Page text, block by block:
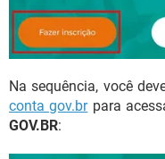
Na sequência, você
conta gov.brpara
GOV.BR: